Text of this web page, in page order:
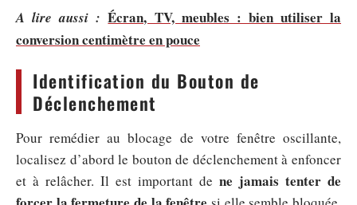
A lire aussi : Écran, TV, meubles : bien utiliser la
conversion centimètre en pouce
Identification du Bouton de
Déclenchement
Pour remédier au blocage de votre fenêtre oscillante,
localisez d’abord le bouton de déclenchement à enfoncer
et à relâcher. Il est important de ne jamais tenter de